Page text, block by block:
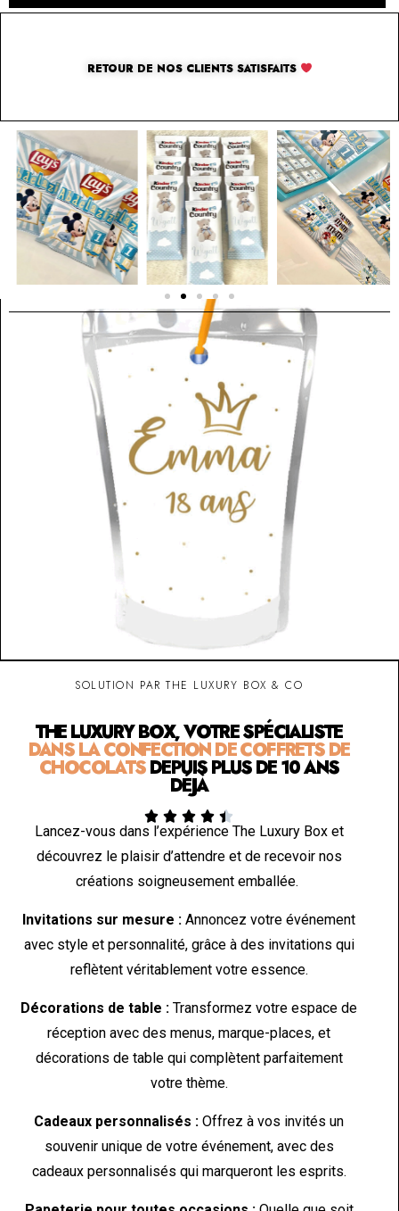
RETOUR DE NOS CLIENTS SATISFAITS
SOLUTION PAR THE LUXURY BOX & CO
THE LUXURY BOX, VOTRE SPÉCIALISTE
DANS LA CONFECTION DE COFFRETS DE
CHOCOLATSDEPUIS PLUS DE 10 ANS
DÉJÀ
    
Lancez-vous dans l’expérience The Luxury Box et
découvrez le plaisir d’attendre et de recevoir nos
créations soigneusement emballée.
Invitations sur mesure : Annoncez votre événement
avec style et personnalité, grâce à des invitations qui
reflètent véritablement votre essence.
Décorations de table : Transformez votre espace de
réception avec des menus, marque-places, et
décorations de table qui complètent parfaitement
votre thème.
Cadeaux personnalisés : Offrez à vos invités un
souvenir unique de votre événement, avec des
cadeaux personnalisés qui marqueront les esprits.